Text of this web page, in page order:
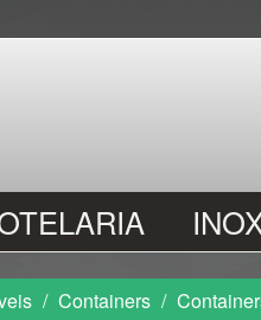
Containers